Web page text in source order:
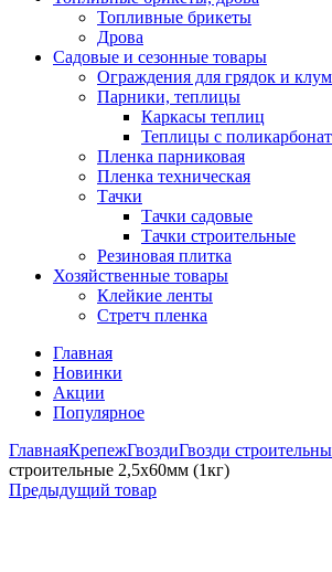
Топливные брикеты
Дрова
Садовые и сезонные товары
Ограждения для грядок и
Парники, теплицы
Каркасы теплиц
Теплицы с
Пленка парниковая
Пленка техническая
Тачки
Тачки садовые
Тачки строительные
Резиновая плитка
Хозяйственные товары
Клейкие ленты
Стретч пленка
Главная
Новинки
Акции
Популярное
ГлавнаяКрепежГвоздиГвозди
строительные 2,5х60мм (1кг)
Предыдущий товар